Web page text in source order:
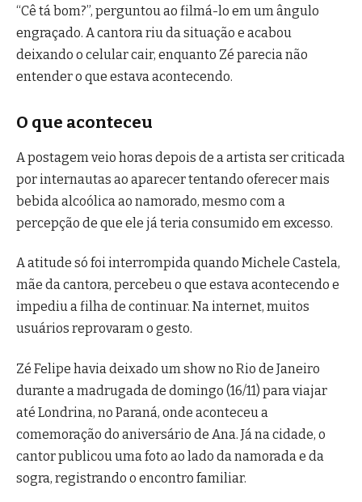
“Cê tá bom?”, perguntou ao filmá-lo em um ângulo
engraçado. A cantora riu da situação e acabou
deixando o celular cair, enquanto Zé parecia não
entender o que estava acontecendo.
O que aconteceu
A postagem veio horas depois de a artista ser criticada
por internautas ao aparecer tentando oferecer mais
bebida alcoólica ao namorado, mesmo com a
percepção de que ele já teria consumido em excesso.
A atitude só foi interrompida quando Michele Castela,
mãe da cantora, percebeu o que estava acontecendo e
impediu a filha de continuar. Na internet, muitos
usuários reprovaram o gesto.
Zé Felipe havia deixado um show no Rio de Janeiro
durante a madrugada de domingo (16/11) para viajar
até Londrina, no Paraná, onde aconteceu a
comemoração do aniversário de Ana. Já na cidade, o
cantor publicou uma foto ao lado da namorada e da
sogra, registrando o encontro familiar.